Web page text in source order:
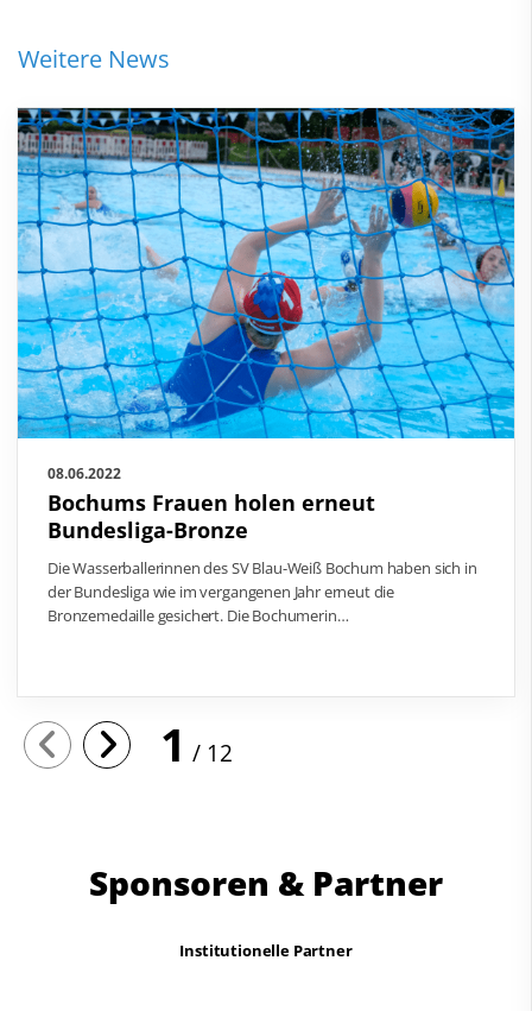
Weitere News
08.06.2022
Bochums Frauen holen erneut
Bundesliga-Bronze
Die Wasserballerinnen des SV Blau-Weiß Bochum haben sich in
der Bundesliga wie im vergangenen Jahr erneut die
Bronzemedaille gesichert. Die Bochumerin…
1 12
Sponsoren & Partner
Institutionelle Partner